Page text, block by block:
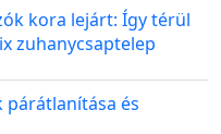
kora lejárt: Így térül
zuhanycsaptelep
párátlanítása és